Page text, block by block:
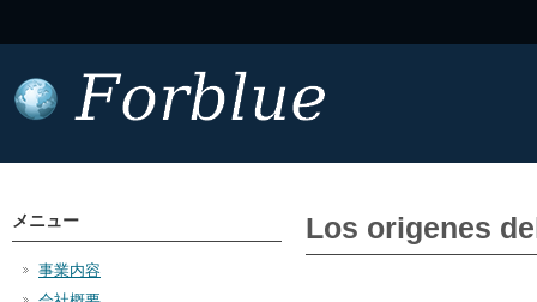
Los origenes
メニュー
事業内容